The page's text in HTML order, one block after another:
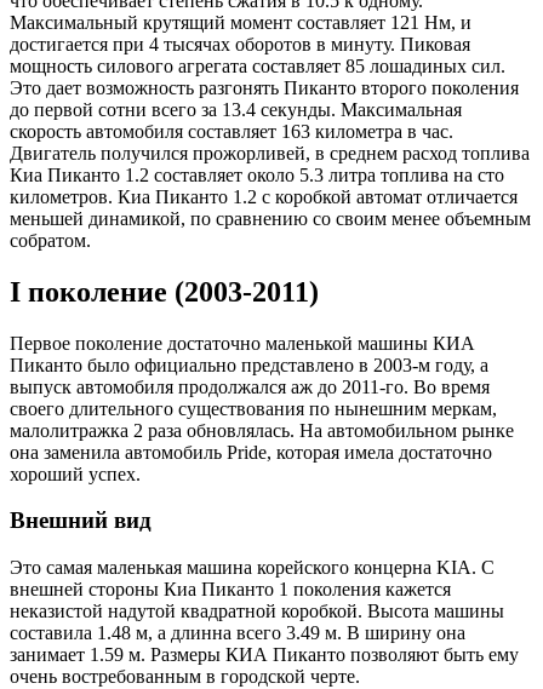
Максимальный крутящий момент составляет 121 Нм, и
достигается при 4 тысячах оборотов в минуту. Пиковая
мощность силового агрегата составляет 85 лошадиных сил.
Это дает возможность разгонять Пиканто второго поколения
до первой сотни всего за 13.4 секунды. Максимальная
скорость автомобиля составляет 163 километра в час.
Двигатель получился прожорливей, в среднем расход топлива
Киа Пиканто 1.2 составляет около 5.3 литра топлива на сто
километров. Киа Пиканто 1.2 с коробкой автомат отличается
меньшей динамикой, по сравнению со своим менее объемным
собратом.
I поколение (2003-2011)
Первое поколение достаточно маленькой машины КИА
Пиканто было официально представлено в 2003-м году, а
выпуск автомобиля продолжался аж до 2011-го. Во время
своего длительного существования по нынешним меркам,
малолитражка 2 раза обновлялась. На автомобильном рынке
она заменила автомобиль Pride, которая имела достаточно
хороший успех.
Внешний вид
Это самая маленькая машина корейского концерна KIA. С
внешней стороны Киа Пиканто 1 поколения кажется
неказистой надутой квадратной коробкой. Высота машины
составила 1.48 м, а длинна всего 3.49 м. В ширину она
занимает 1.59 м. Размеры КИА Пиканто позволяют быть ему
очень востребованным в городской черте.